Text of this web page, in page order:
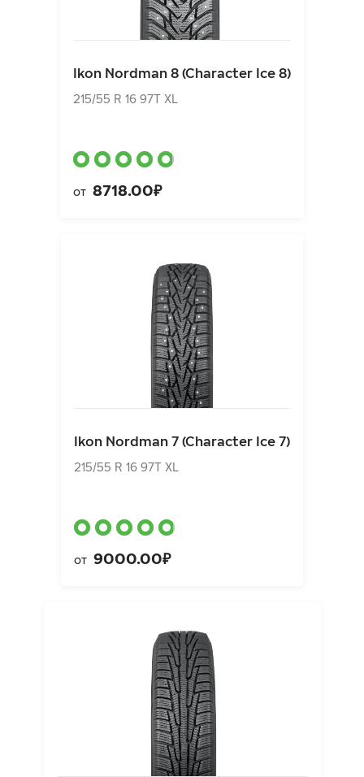
Ikon Nordman 8 (Character Ice 8)
215/55 R 16 97T XL
от 8718.00₽
Ikon Nordman 7 (Character Ice 7)
215/55 R 16 97T XL
от 9000.00₽
от8718.00₽
Ikon Nordman 7 (Character Ice 7)
215/55 R 16 97T XL
от9000.00₽
Ikon Nordman RS2 (Character Snow 2)
215/55 R 16 97R XL